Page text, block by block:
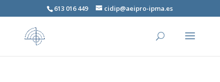
613 016 449 cidip@aeipro-ipma.es